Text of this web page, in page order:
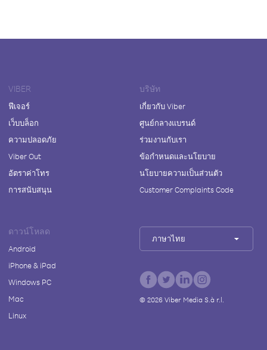
VIBER
ฟีเจอร์
เว็บบล็อก
ความปลอดภัย
Viber Out
อัตราค่าโทร
การสนับสนุน
บริษัท
เกี่ยวกับ Viber
ศูนย์กลางแบรนด์
ร่วมงานกับเรา
ข้อกำหนดและนโยบาย
นโยบายความเป็นส่วนตัว
Customer Complaints Code
ดาวน์โหลด
Android
iPhone & iPad
Windows PC
Mac
Linux
ภาษาไทย
© 2026Viber Media S.à r.l.